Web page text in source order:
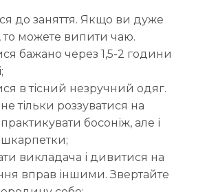
до заняття. Якщо ви дуже
то можете випити чаю.
бажано через 1,5-2 години
в тісний незручний одяг.
тільки роззуватися на
практикувати босоніж, але і
шкарпетки;
викладача і дивитися на
вправ іншими. Звертайте